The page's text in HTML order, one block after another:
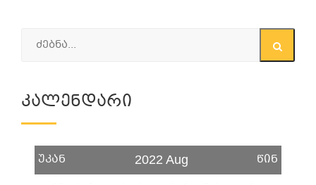
Კალენდარი
უკან 2022 Aug წინ